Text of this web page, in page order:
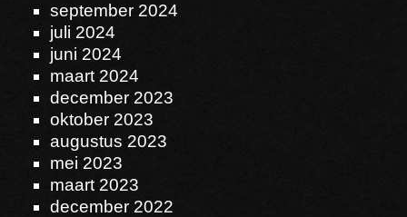
september 2024
juli 2024
juni 2024
maart 2024
december 2023
oktober 2023
augustus 2023
mei 2023
maart 2023
december 2022